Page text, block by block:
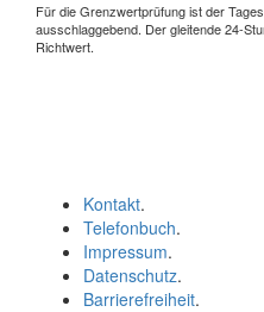
Für die Grenzwertprüfung ist der
ausschlaggebend. Der gleitende 24-
Richtwert.
Kontakt.
Telefonbuch.
Impressum.
Datenschutz.
Barrierefreiheit.